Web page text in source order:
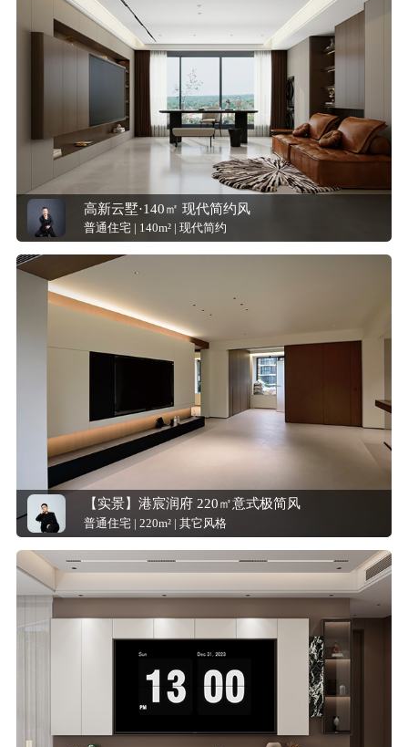
高新云墅·140㎡ 现代简约风
普通住宅 | 140m² | 现代简约
【实景】港宸润府 220㎡意式极简风
普通住宅 | 220m² | 其它风格